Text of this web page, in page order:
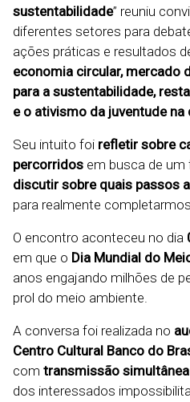
sustentabilidade” reuniu
diferentes setores para
ações práticas e resultados
economia circular, mercado
para a sustentabilidade,
e o ativismo da juventude na
Seu intuito foi refletir sobre
percorridos em busca de
discutir sobre quais passos
para realmente
O encontro aconteceu no dia
em que o Dia Mundial do
anos engajando milhões de
prol do meio ambiente.
A conversa foi realizada no
Centro Cultural Banco do
com transmissão simultânea
dos interessados